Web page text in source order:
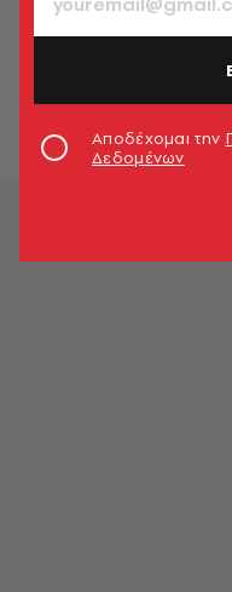
Σε
Λένα
Αποδέχομαι την
Δεδομένων